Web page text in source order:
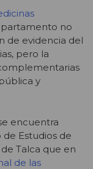
no
de evidencia del
pero la
y
encuentra
Estudios de
Talca que en
de las